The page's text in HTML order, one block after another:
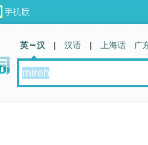
英 汉 | 汉语 | 上海话 广